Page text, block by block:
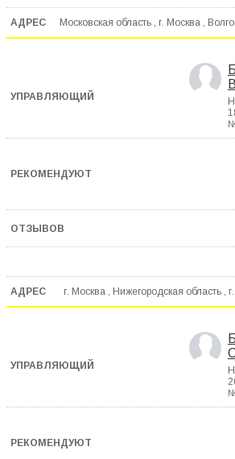
Московская область , г. Москва ,
г. Москва , Нижегородская область ,